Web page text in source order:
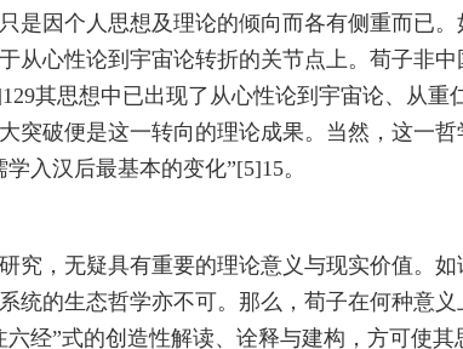
是因个人思想及理论的倾向而各有侧重而已。
从心性论到宇宙论转折的关节点上。荀子非中
其思想中已出现了从心性论到宇宙论、从重
突破便是这一转向的理论成果。当然，这一哲
入汉后最基本的变化”[5]15。
究，无疑具有重要的理论意义与现实价值。如
统的生态哲学亦不可。那么，荀子在何种意义
经”式的创造性解读、诠释与建构，方可使其